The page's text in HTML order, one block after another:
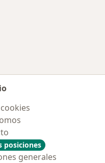
posiciones
generales